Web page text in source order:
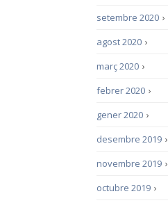
›
setembre 2020
›
agost 2020
›
març 2020
›
febrer 2020
›
gener 2020
›
desembre 2019
›
novembre 2019
›
octubre 2019